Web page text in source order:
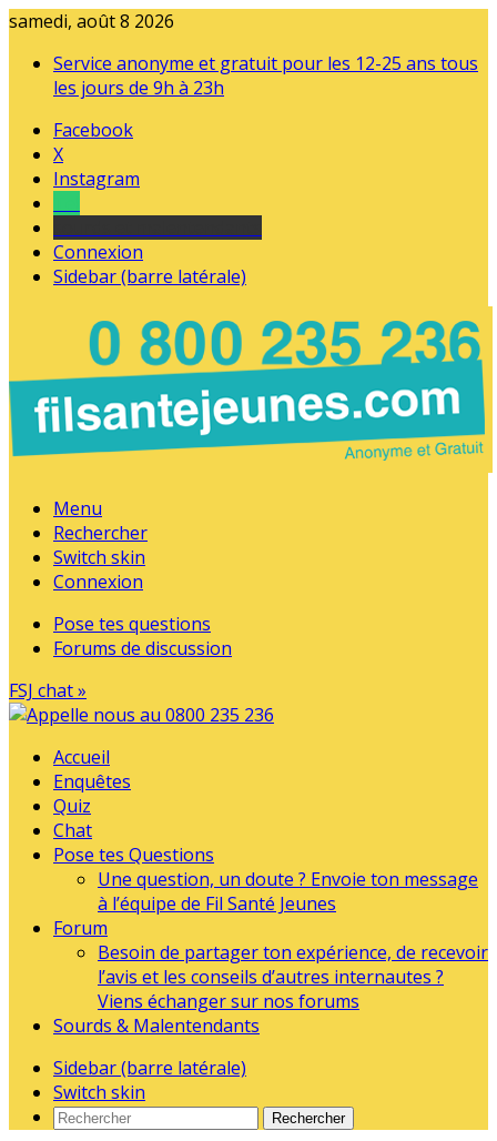
samedi, août 8 2026
Service anonyme et gratuit pour les 12-25 ans tous
les jours de 9h à 23h
Facebook
X
Instagram
Connexion
Sidebar (barre latérale)
Menu
Rechercher
Switch skin
Connexion
Pose tes questions
Forums de discussion
FSJ chat »
Accueil
Enquêtes
Quiz
Chat
Pose tes Questions
Une question, un doute ? Envoie ton message
à l’équipe de Fil Santé Jeunes
Forum
Besoin de partager ton expérience, de recevoir
l’avis et les conseils d’autres internautes ?
Viens échanger sur nos forums
Sourds & Malentendants
Sidebar (barre latérale)
Switch skin
Rechercher